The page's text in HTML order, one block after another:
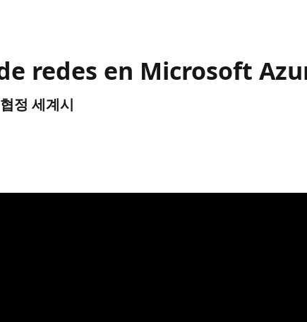
redes en Microsoft
정 세계시